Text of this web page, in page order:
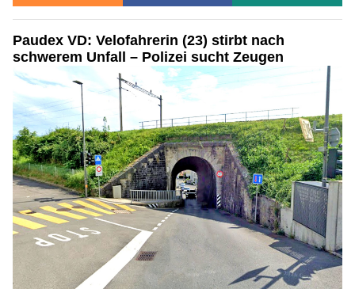
Paudex VD: Velofahrerin (23) stirbt nach
schwerem Unfall – Polizei sucht Zeugen